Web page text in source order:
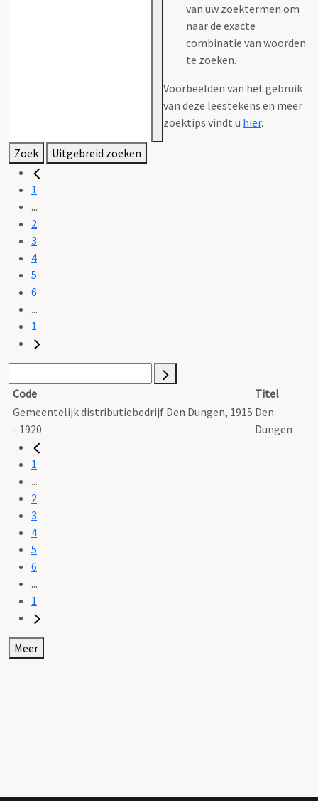
van uw zoektermen om
naar de exacte
combinatie van woorden
te zoeken.
Voorbeelden van het gebruik
van deze leestekens en meer
zoektips vindt u hier.
Zoek Uitgebreid zoeken
1
...
2
3
4
5
6
...
1
Code
Titel
Gemeentelijk distributiebedrijf Den Dungen, 1915
- 1920
Den
Dungen
1
...
2
3
4
5
6
...
1
Meer